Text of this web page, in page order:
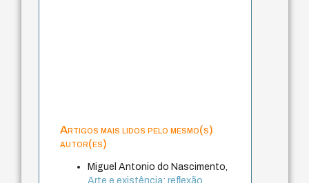
Artigos mais lidos pelo mesmo(s)
autor(es)
Miguel Antonio do Nascimento,
Arte e existência: reflexão